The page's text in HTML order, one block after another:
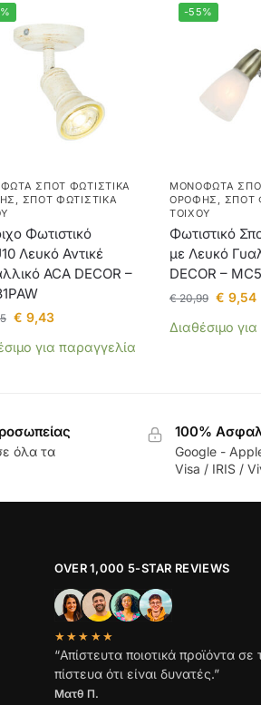
ΣΠΟΤ ΦΩΤΙΣΤΙΚΆ
ΣΠΟΤ ΦΩΤΙΣΤΙΚΆ
Φωτιστικό
Λευκό Αντικέ
ACA DECOR –
€ 9,43
για παραγγελία
-55%
ΜΟΝΌΦΩΤΑ
ΟΡΟΦΉΣ
ΣΠΟΤ
ΤΟΊΧΟΥ
Φωτιστικό
με Λευκό
DECOR –
€20,99 € 9,54
Διαθέσιμο
όλα τα
100%
Google -
Visa / IRIS /
OVER 1,000 5-STAR REVIEWS
★★★★★
“Απίστευτα ποιοτικά προϊόντα σε
πίστευα ότι είναι δυνατές.”
Ματθ Π.